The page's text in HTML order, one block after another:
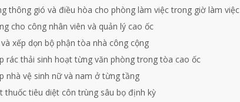
thông gió và điều hòa cho phòng làm việc trong giờ làm việc
cho công nhân viên và quản lý cao ốc
xếp dọn bộ phận tòa nhà công cộng
rác thải sinh hoạt từng văn phòng trong tòa cao ốc
nhà vệ sinh nữ và nam ở từng tầng
thuốc tiêu diệt côn trùng sâu bọ định kỳ